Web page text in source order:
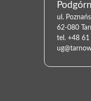
ul.
62-080
tel. +48